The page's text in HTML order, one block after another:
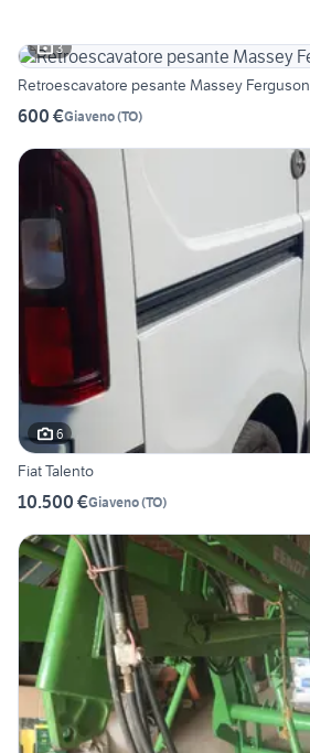
3
Retroescavatore pesante Massey Ferguson
600 €Giaveno(TO)
6
Fiat Talento
10.500 €Giaveno(TO)